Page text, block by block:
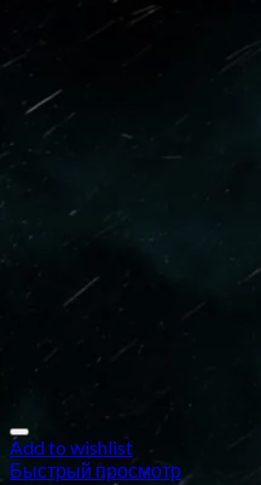
Add to wishlist
Быстрый просмотр